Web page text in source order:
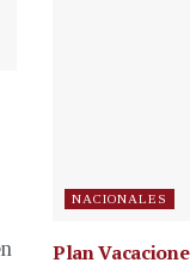
NACIONALES
Plan